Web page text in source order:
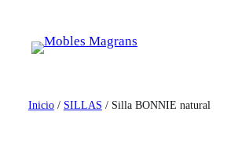
contenido
Inicio/ SILLAS / Silla BONNIE natural